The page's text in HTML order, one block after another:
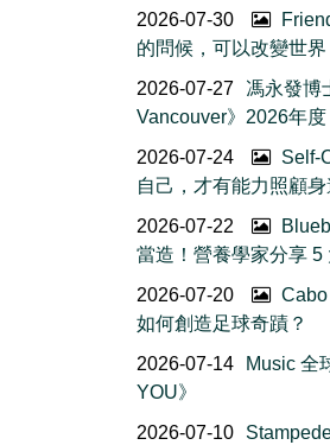
2026-07-30
的問候，可以改變世界
2026-07-27
馮永發博
Vancouver》2026年
2026-07-24
Self-
自己，才有能力照顧身
2026-07-22
當造！營養學家分享
2026-07-20
如何創造足球奇蹟？
2026-07-14
Music 全
YOU》
2026-07-10